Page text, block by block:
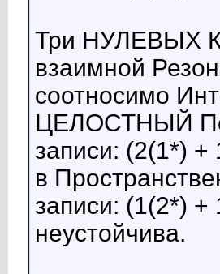
Три НУЛЕВЫХ
взаимной
соотносимо
ЦЕЛОСТНЫЙ
записи: (2(1*) +
в
записи: (1(2*) +
неустойчива.